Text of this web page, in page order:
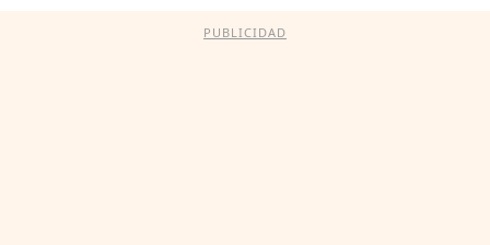
PUBLICIDAD